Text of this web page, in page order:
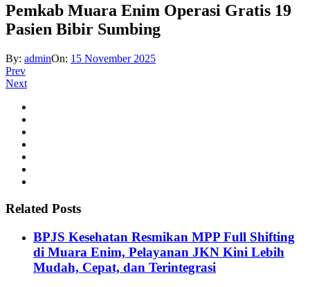
Pemkab Muara Enim Operasi Gratis 19
Pasien Bibir Sumbing
By: adminOn: 15 November 2025
Prev
Next
Related Posts
BPJS Kesehatan Resmikan MPP Full Shifting
di Muara Enim, Pelayanan JKN Kini Lebih
Mudah, Cepat, dan Terintegrasi